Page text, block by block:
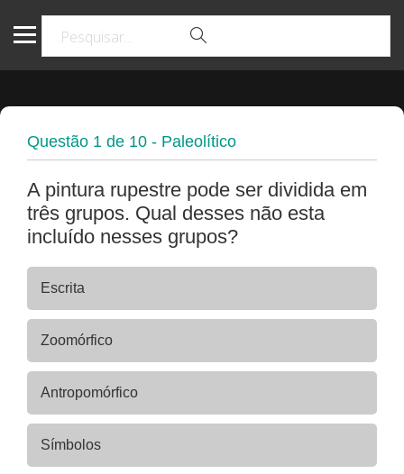
Questão 1 de 10 - Paleolítico
A pintura rupestre pode ser dividida em
três grupos. Qual desses não esta
incluído nesses grupos?
Escrita
Zoomórfico
Antropomórfico
Símbolos